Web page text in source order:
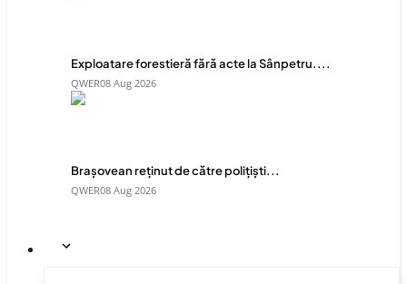
Exploatare forestieră fără acte la Sânpetru....
QWER08 Aug 2026
Brașovean reținut de către polițiști...
QWER08 Aug 2026